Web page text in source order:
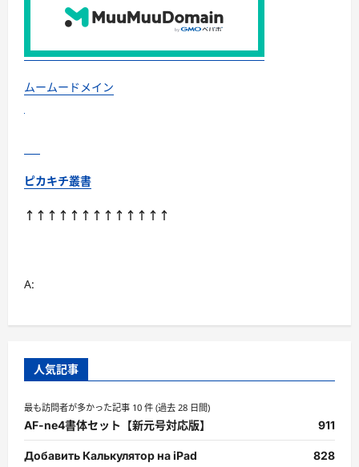
て
さ
に
読
ムームードメイン
ピカキチ叢書
↑↑↑↑↑↑↑↑↑↑↑↑↑
A:
人気記事
最も訪問者が多かった記事 10 件 (過去 28 日間)
AF-ne4書体セット【新元号対応版】 911
Добавить Калькулятор на iPad 828